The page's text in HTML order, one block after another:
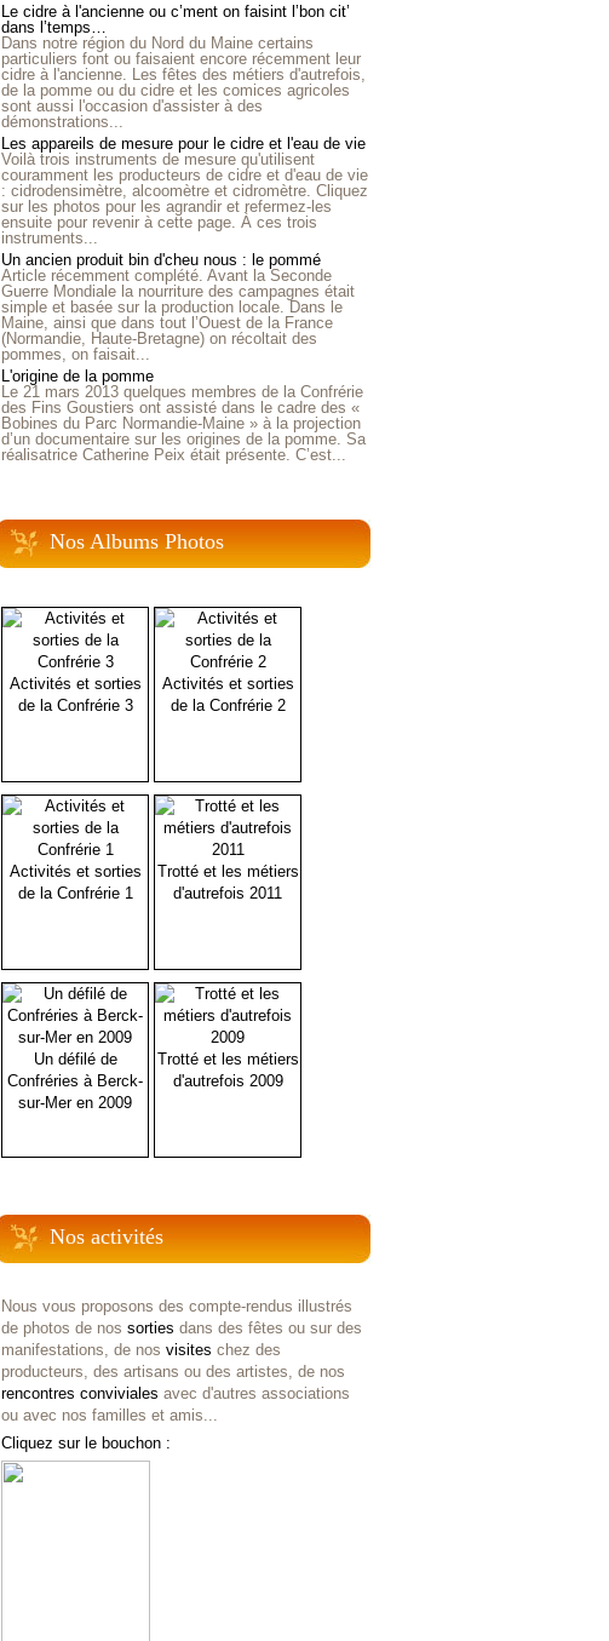
Le cidre à l'ancienne ou c’ment on faisint l’bon cit’
dans l’temps…
Dans notre région du Nord du Maine certains
particuliers font ou faisaient encore récemment leur
cidre à l'ancienne. Les fêtes des métiers d'autrefois,
de la pomme ou du cidre et les comices agricoles
sont aussi l'occasion d'assister à des
démonstrations...
Les appareils de mesure pour le cidre et l'eau de vie
Voilà trois instruments de mesure qu'utilisent
couramment les producteurs de cidre et d'eau de vie
: cidrodensimètre, alcoomètre et cidromètre. Cliquez
sur les photos pour les agrandir et refermez-les
ensuite pour revenir à cette page. À ces trois
instruments...
Un ancien produit bin d'cheu nous : le pommé
Article récemment complété. Avant la Seconde
Guerre Mondiale la nourriture des campagnes était
simple et basée sur la production locale. Dans le
Maine, ainsi que dans tout l’Ouest de la France
(Normandie, Haute-Bretagne) on récoltait des
pommes, on faisait...
L'origine de la pomme
Le 21 mars 2013 quelques membres de la Confrérie
des Fins Goustiers ont assisté dans le cadre des «
Bobines du Parc Normandie-Maine » à la projection
d’un documentaire sur les origines de la pomme. Sa
réalisatrice Catherine Peix était présente. C’est...
Nos Albums Photos
Activités et sorties
de la Confrérie 3
Activités et sorties
de la Confrérie 2
Activités et sorties
de la Confrérie 1
Trotté et les métiers
d'autrefois 2011
Un défilé de
Confréries à Berck-
sur-Mer en 2009
Trotté et les métiers
d'autrefois 2009
Nos activités
Nous vous proposons des compte-rendus illustrés
de photos de nos sorties dans des fêtes ou sur des
manifestations, de nos visites chez des
producteurs, des artisans ou des artistes, de nos
rencontres conviviales avec d'autres associations
ou avec nos familles et amis...
Cliquez sur le bouchon :